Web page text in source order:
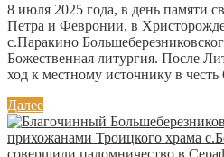
8 июля 2025 года, в день памяти
Петра и Февронии, в
с.Паракино
Божественная литургия. После
ход к местному источнику в
Далее